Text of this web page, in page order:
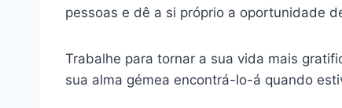
pessoas e dê a si próprio a oportunidade
Trabalhe para tornar a sua vida mais
sua alma gémea encontrá-lo-á quando